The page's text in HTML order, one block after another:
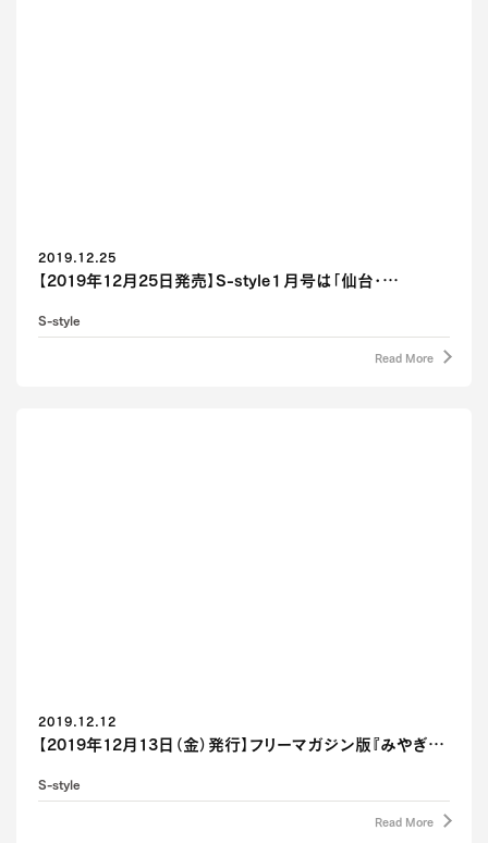
2019.12.25
【2019年12月25日発売】S-style１月号は「仙台・…
S-style
Read More
2019.12.12
【2019年12月13日（金）発行】フリーマガジン版『みやぎ…
S-style
Read More